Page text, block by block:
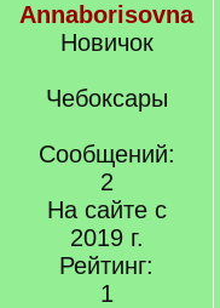
Annaborisovna
Новичок
Чебоксары
Сообщений:
2
На сайте с
2019 г.
Рейтинг:
1